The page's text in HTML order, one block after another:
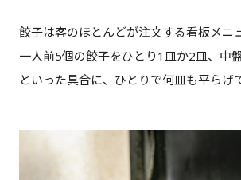
餃子は客のほとんどが注文する看板メニ
一人前5個の餃子をひとり1皿か2皿、中
といった具合に、ひとりで何皿も平らげ